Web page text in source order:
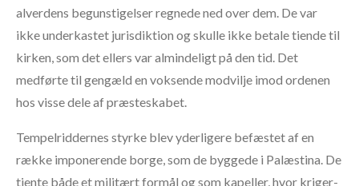
alverdens begunstigelser regnede ned over dem. De var
ikke underkastet jurisdiktion og skulle ikke betale tiende til
kirken, som det ellers var almindeligt på den tid. Det
medførte til gengæld en voksende modvilje imod ordenen
hos visse dele af præsteskabet.
Tempelriddernes styrke blev yderligere befæstet af en
række imponerende borge, som de byggede i Palæstina. De
tjente både et militært formål og som kapeller, hvor kriger-